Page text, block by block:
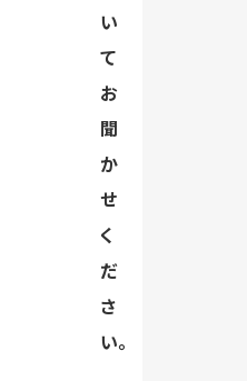
い
て
お
聞
か
せ
く
だ
さ
い。